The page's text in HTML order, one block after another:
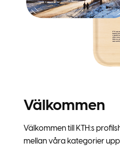
Välkommen
Välkommen till KTH:s
mellan våra kategorier